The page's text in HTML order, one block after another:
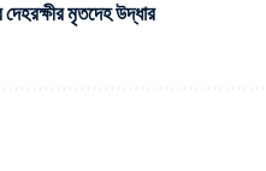
মৃতদেহ উদ্ধার